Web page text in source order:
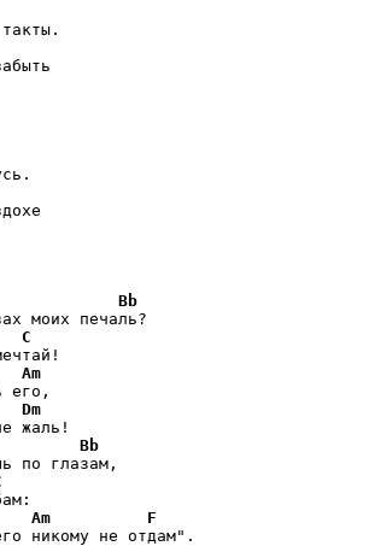
Bb
моих печаль?
C
Am
его,
Dm
жаль!
Bb
по глазам,
Am
F
никому не отдам".